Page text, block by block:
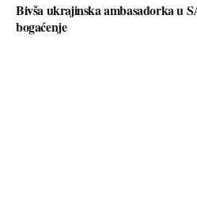
Bivša ukrajinska ambasadorka u
bogaćenje